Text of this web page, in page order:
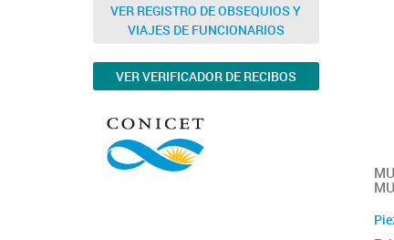
VER REGISTRO DE OBSEQUIOS Y
VIAJES DE FUNCIONARIOS
VER VERIFICADOR DE RECIBOS